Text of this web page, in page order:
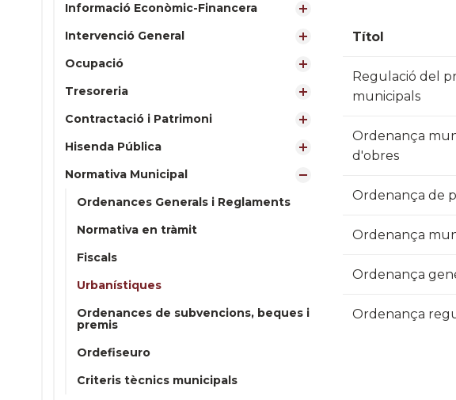
Informació Econòmic-Financera
Intervenció General
Ocupació
Tresoreria
Contractació i Patrimoni
Hisenda Pública
Normativa Municipal
Ordenances Generals i Reglaments
Normativa en tràmit
Fiscals
Urbanístiques
Ordenances de subvencions, beques i
premis
Ordefiseuro
Criteris tècnics municipals
Títol
Regulació del
municipals
Ordenança
d'obres​
Ordenança de
Ordenança
Ordenança
Ordenança